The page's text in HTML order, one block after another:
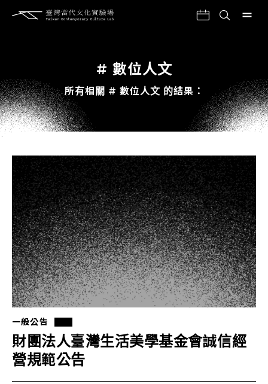
# 數位人文
所有相關 # 數位人文 的結果：
一般公告
財團法人臺灣生活美學基金會誠信經
營規範公告